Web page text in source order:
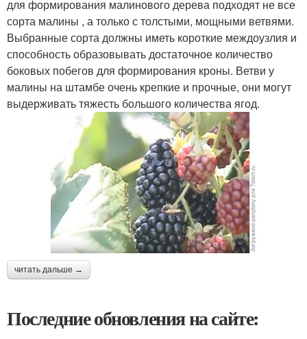
для формирования малинового дерева подходят не все
сорта малины , а только с толстыми, мощными ветвями.
Выбранные сорта должны иметь короткие междоузлия и
способность образовывать достаточное количество
боковых побегов для формирования кроны. Ветви у
малины на штамбе очень крепкие и прочные, они могут
выдерживать тяжесть большого количества ягод.
читать дальше →
Последние обновления на сайте: